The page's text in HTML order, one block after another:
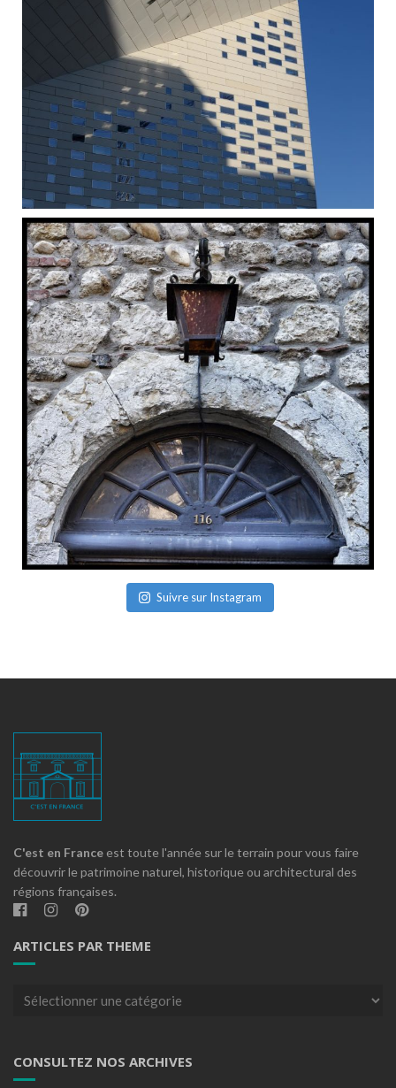
Suivre sur Instagram
C'est en France est toute l'année sur le terrain pour vous faire
découvrir le patrimoine naturel, historique ou architectural des
régions françaises.
ARTICLES PAR THEME
Articles
CONSULTEZ NOS ARCHIVES